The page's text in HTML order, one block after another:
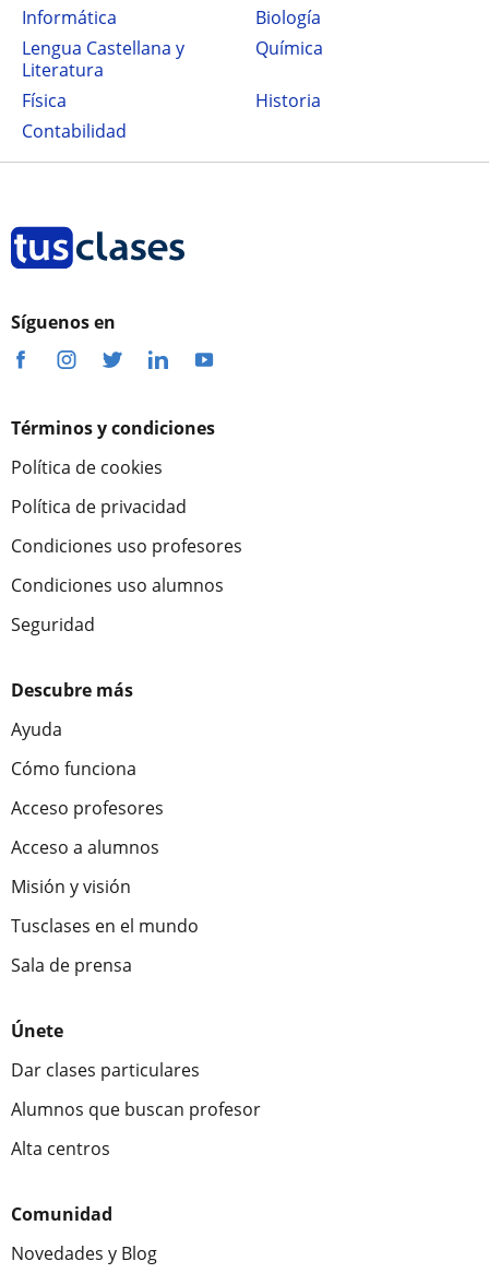
Informática
Biología
Lengua Castellana y
Literatura
Química
Física
Historia
Contabilidad
Síguenos en
Términos y condiciones
Política de cookies
Política de privacidad
Condiciones uso profesores
Condiciones uso alumnos
Seguridad
Descubre más
Ayuda
Cómo funciona
Acceso profesores
Acceso a alumnos
Misión y visión
Tusclases en el mundo
Sala de prensa
Únete
Dar clases particulares
Alumnos que buscan profesor
Alta centros
Comunidad
Novedades y Blog